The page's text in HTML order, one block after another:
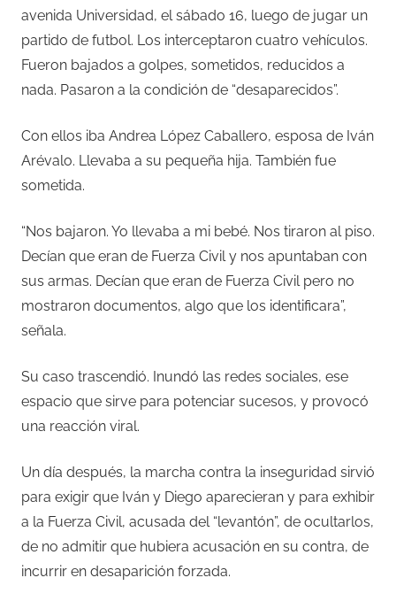
avenida Universidad, el sábado 16, luego de jugar un
partido de futbol. Los interceptaron cuatro vehículos.
Fueron bajados a golpes, sometidos, reducidos a
nada. Pasaron a la condición de “desaparecidos”.
Con ellos iba Andrea López Caballero, esposa de Iván
Arévalo. Llevaba a su pequeña hija. También fue
sometida.
“Nos bajaron. Yo llevaba a mi bebé. Nos tiraron al piso.
Decían que eran de Fuerza Civil y nos apuntaban con
sus armas. Decían que eran de Fuerza Civil pero no
mostraron documentos, algo que los identificara”,
señala.
Su caso trascendió. Inundó las redes sociales, ese
espacio que sirve para potenciar sucesos, y provocó
una reacción viral.
Un día después, la marcha contra la inseguridad sirvió
para exigir que Iván y Diego aparecieran y para exhibir
a la Fuerza Civil, acusada del “levantón”, de ocultarlos,
de no admitir que hubiera acusación en su contra, de
incurrir en desaparición forzada.